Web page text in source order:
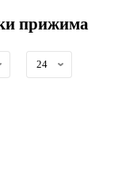
прижима